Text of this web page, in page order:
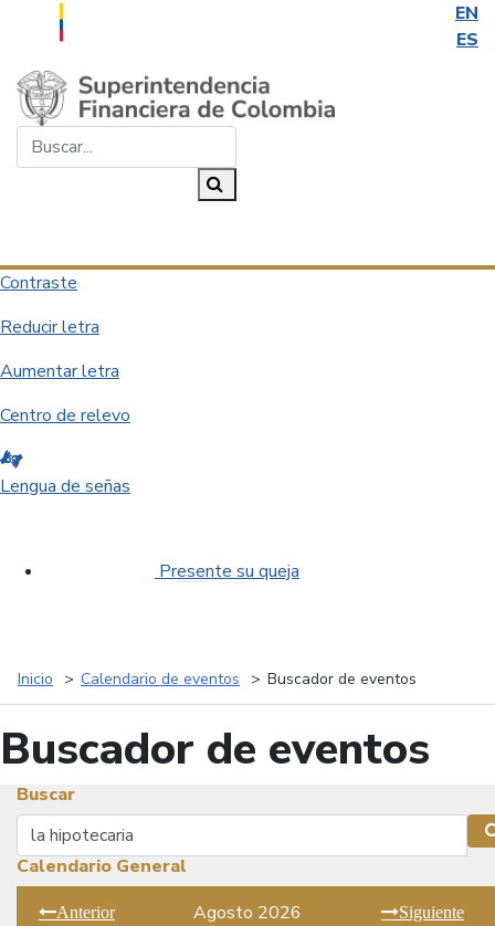
EN
ES
Saltar al contenido principal
Contraste
Reducir letra
Aumentar letra
Centro de relevo
Lengua de señas
Presente su queja
Inicio Calendario de eventos Buscador de eventos
Buscador de eventos
Buscar
Buscar
Calendario General
Anterior Agosto 2026 Siguiente